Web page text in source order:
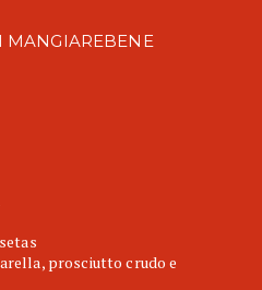
prosciutto crudo e